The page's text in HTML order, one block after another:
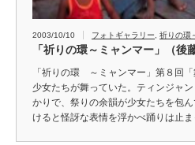
2003/10/10 フォトギャラリー 祈りの環
「祈りの環～ミャンマー」（後
「祈りの環 ～ミャンマー」第８回
少女たちが舞っていた。ティンジャ
かりで、祭りの余韻が少女たちを包
けると怪訝な表情を浮かべ踊りは止ま